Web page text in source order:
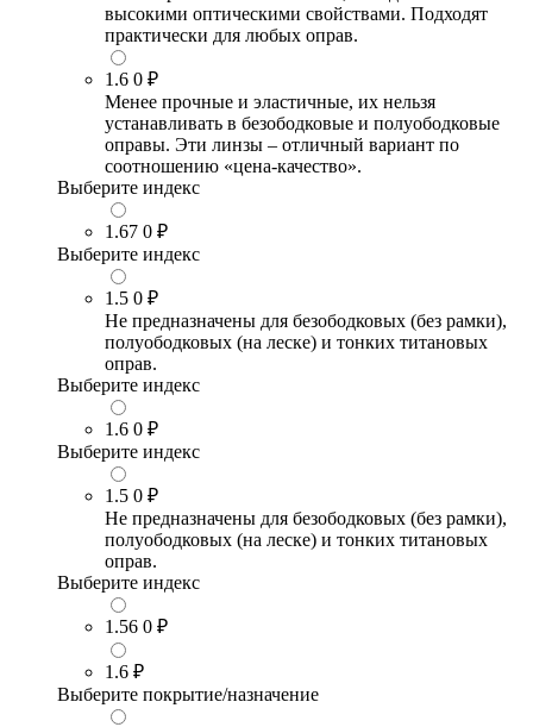
высокими оптическими свойствами. Подходят
практически для любых оправ.
1.6 0 ₽
Менее прочные и эластичные, их нельзя
устанавливать в безободковые и полуободковые
оправы. Эти линзы – отличный вариант по
соотношению «цена-качество».
Выберите индекс
1.67 0 ₽
Выберите индекс
1.5 0 ₽
Не предназначены для безободковых (без рамки),
полуободковых (на леске) и тонких титановых
оправ.
Выберите индекс
1.6 0 ₽
Выберите индекс
1.5 0 ₽
Не предназначены для безободковых (без рамки),
полуободковых (на леске) и тонких титановых
оправ.
Выберите индекс
1.56 0 ₽
1.6 ₽
Выберите покрытие/назначение